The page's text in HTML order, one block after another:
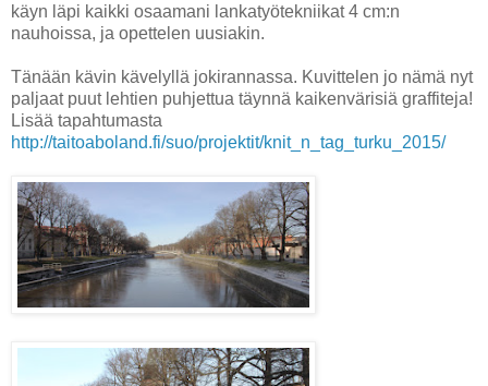
käyn läpi kaikki osaamani lankatyötekniikat 4 cm:n
nauhoissa, ja opettelen uusiakin.
Tänään kävin kävelyllä jokirannassa. Kuvittelen jo nämä nyt
paljaat puut lehtien puhjettua täynnä kaikenvärisiä graffiteja!
Lisää tapahtumasta
http://taitoaboland.fi/suo/projektit/knit_n_tag_turku_2015/